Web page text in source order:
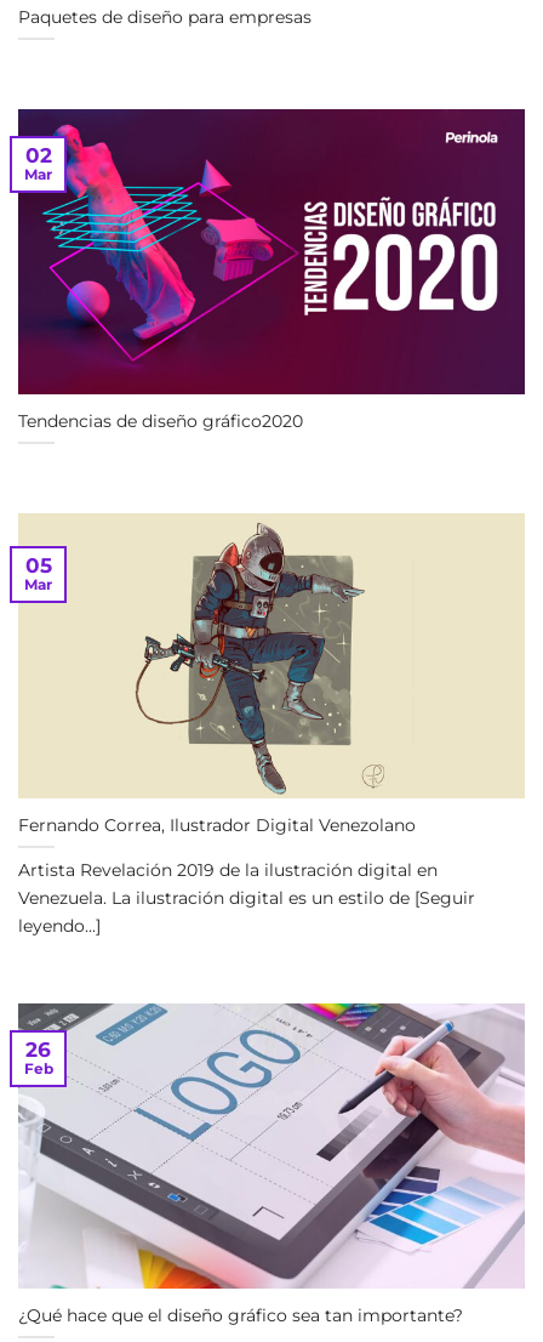
Paquetes de diseño para empresas
Tendencias de diseño gráfico2020
02
Mar
Fernando Correa, Ilustrador Digital Venezolano
Artista Revelación 2019 de la ilustración digital en
Venezuela. La ilustración digital es un estilo de [Seguir
leyendo...]
05
Mar
¿Qué hace que el diseño gráfico sea tan importante?
26
Feb